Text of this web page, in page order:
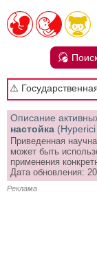
⚠️
Описание
настойка
Приведенная
может быть
применения
Дата обновления:
Реклама